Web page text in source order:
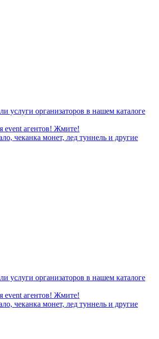
услуги организаторов в нашем каталоге
event агентов! Жмите!
чеканка монет, лед туннель и другие
услуги организаторов в нашем каталоге
event агентов! Жмите!
чеканка монет, лед туннель и другие